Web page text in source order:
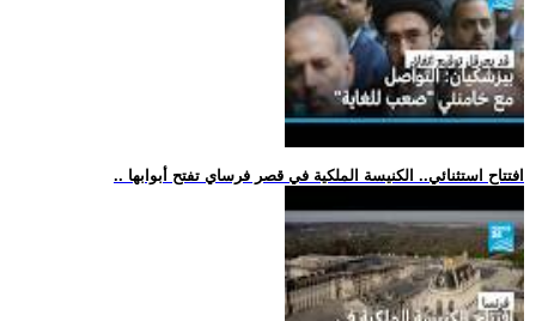
.. افتتاح استثنائي.. الكنيسة الملكية في قصر فرساي تفتح أبوابها